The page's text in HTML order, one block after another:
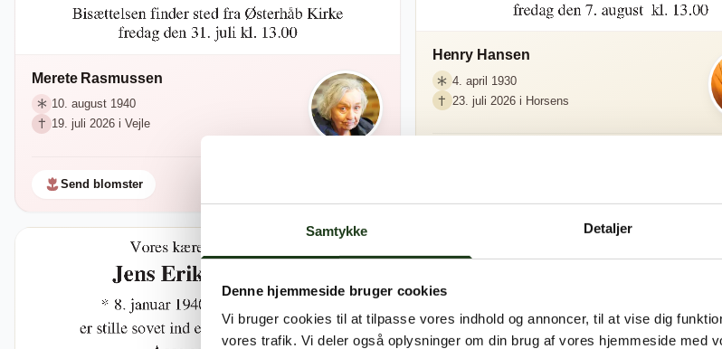
Samtykke Detaljer
Denne hjemmeside bruger cookies
Vi bruger cookies til at tilpasse vores indhold og annoncer, til at vise dig
vores trafik. Vi deler også oplysninger om din brug af vores hjemmeside med
Merete Rasmussen
10. august 1940
19. juli 2026 i Vejle
Send blomster
Henry Hansen
4. april 1930
23. juli 2026 i Horsens
15. marts 1954
Send blomster